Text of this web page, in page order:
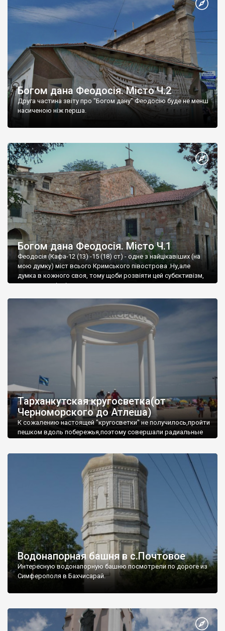
Богом дана Феодосія. Місто Ч.2
Друга частина звіту про "Богом дану" Феодосію буде не менш
насиченою ніж перша.
Богом дана Феодосія. Місто Ч.1
Феодосія (Кафа-12 (13) -15 (18) ст) - одне з найцікавіших (на
мою думку) міст всього Кримського півострова .Ну,але
думка в кожного своя, тому щоби розвіяти цей субєктивізм,
запрошую відвідати це
Тарханкутская кругосветка(от
Черноморского до Атлеша)
К сожалению настоящей "кругосветки" не получилось,пройти
пешком вдоль побережья,поэтому совершали радиальные
Водонапорная башня в с.Почтовое
Интересную водонапорную башню посмотрели по дороге из
Симферополя в Бахчисарай.